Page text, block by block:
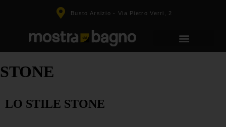
Busto Arsizio - Via Pietro Verri, 2
STONE
LO STILE STONE